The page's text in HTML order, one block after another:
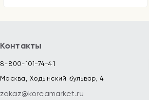
Контакты
8-800-101-74-41
Москва, Ходынский бульвар, 4
zakaz@koreamarket.ru